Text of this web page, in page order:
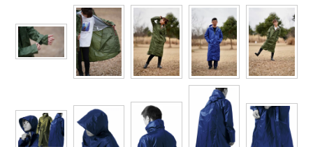
ヤッケ
作業用小物・アクセサリー
鞄・バッグ
レインウェアランキング
アイズフロンティア ランキング
TSDESIGN ランキング
コーコス ランキング
日進ゴム
ハイパーV 丸五
ムービンカット グラディエーター
ニオイクリア タカヤ商事
夜間・高視認性安全服
医療白衣・介護服